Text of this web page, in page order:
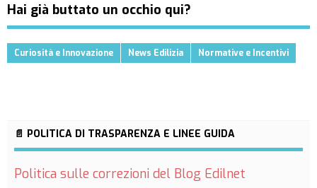
Hai già buttato un occhio qui?
Curiosità e Innovazione News Edilizia Normative e Incentivi
📄 POLITICA DI TRASPARENZA E LINEE GUIDA
Politica sulle correzioni del Blog Edilnet